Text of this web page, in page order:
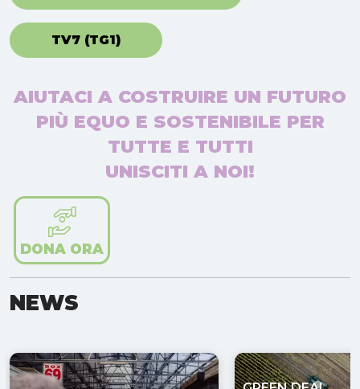
TV7 (TG1)
AIUTACI A COSTRUIRE UN FUTURO
PIÙ EQUO E SOSTENIBILE PER
TUTTE E TUTTI
UNISCITI A NOI!
DONA ORA
NEWS